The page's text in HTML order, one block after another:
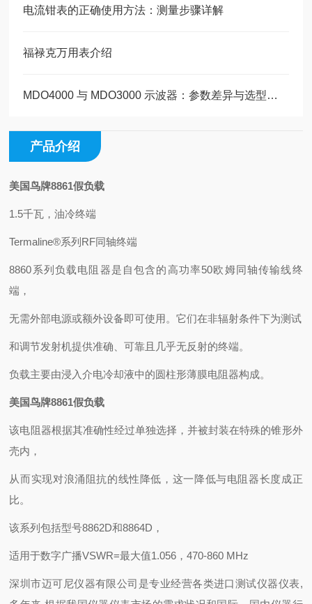
电流钳表的正确使用方法：测量步骤详解
福禄克万用表介绍
MDO4000 与 MDO3000 示波器：参数差异与选型指南
产品介绍
美国鸟牌8861假负载
1.5千瓦，油冷终端
Termaline®系列RF同轴终端
8860系列负载电阻器是自包含的高功率50欧姆同轴传输线终
端，
无需外部电源或额外设备即可使用。它们在非辐射条件下为测试
和调节发射机提供准确、可靠且几乎无反射的终端。
负载主要由浸入介电冷却液中的圆柱形薄膜电阻器构成。
美国鸟牌8861假负载
该电阻器根据其准确性经过单独选择，并被封装在特殊的锥形外
壳内，
从而实现对浪涌阻抗的线性降低，这一降低与电阻器长度成正
比。
该系列包括型号8862D和8864D，
适用于数字广播VSWR=最大值1.056，470-860 MHz
深圳市迈可尼仪器有限公司是专业经营各类进口测试仪器仪表,